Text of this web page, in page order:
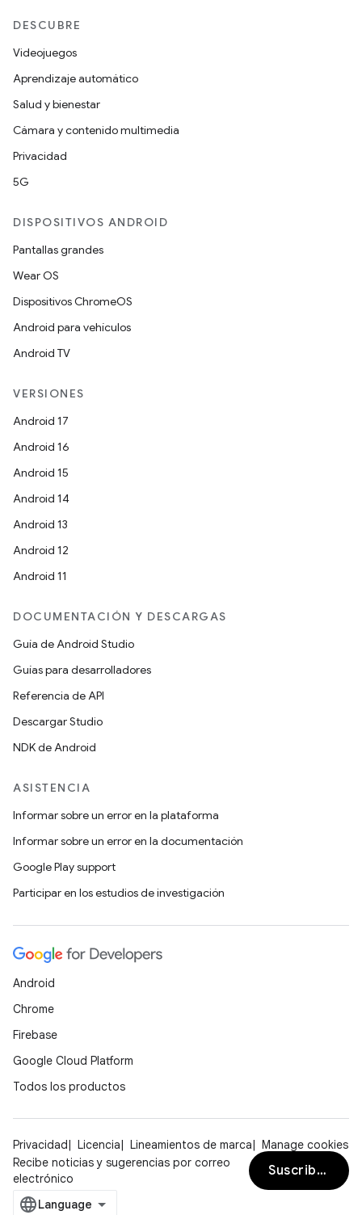
DESCUBRE
Videojuegos
Aprendizaje automático
Salud y bienestar
Cámara y contenido multimedia
Privacidad
5G
DISPOSITIVOS ANDROID
Pantallas grandes
Wear OS
Dispositivos ChromeOS
Android para vehículos
Android TV
VERSIONES
Android 17
Android 16
Android 15
Android 14
Android 13
Android 12
Android 11
DOCUMENTACIÓN Y DESCARGAS
Guía de Android Studio
Guías para desarrolladores
Referencia de API
Descargar Studio
NDK de Android
ASISTENCIA
Informar sobre un error en la plataforma
Informar sobre un error en la documentación
Google Play support
Participar en los estudios de investigación
Android
Chrome
Firebase
Google Cloud Platform
Todos los productos
Privacidad Licencia Lineamientos de marca
Manage cookies
Recibe noticias y sugerencias por correo
electrónico
Suscribirse